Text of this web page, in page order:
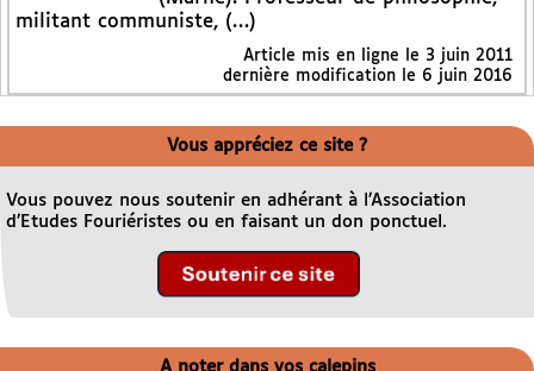
militant communiste, (…)
Article mis en ligne le 3 juin 2011
dernière modification le 6 juin 2016
Vous appréciez ce site ?
Vous pouvez nous soutenir en adhérant à l’Association
d’Etudes Fouriéristes ou en faisant un don ponctuel.
A noter dans vos calepins